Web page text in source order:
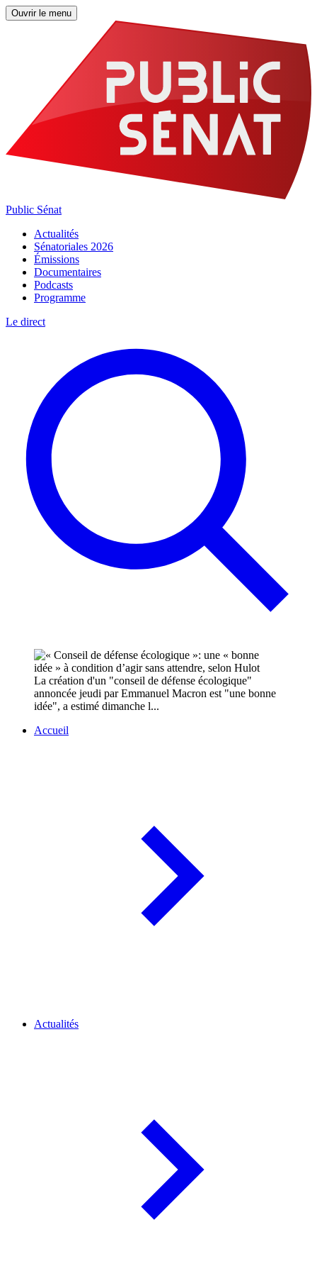
Ouvrir le menu
Public Sénat
Actualités
Sénatoriales 2026
Émissions
Documentaires
Podcasts
Programme
Le direct
La création d'un "conseil de défense écologique"
annoncée jeudi par Emmanuel Macron est "une bonne
idée", a estimé dimanche l...
Accueil
Actualités